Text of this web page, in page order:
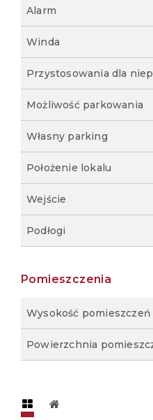
Alarm
Winda
Przystosowania dla
Możliwość parkowania
Własny parking
Położenie lokalu
Wejście
Podłogi
Pomieszczenia
Wysokość pomieszczeń
Powierzchnia